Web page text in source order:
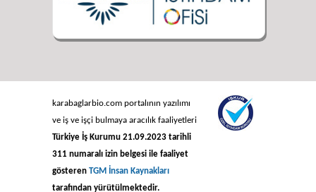
karabaglarbio.com portalının yazılımı
ve iş ve işçi bulmaya aracılık faaliyetleri
Türkiye İş Kurumu 21.09.2023 tarihli
311 numaralı izin belgesi ile faaliyet
gösteren TGM İnsan Kaynakları
tarafından yürütülmektedir.